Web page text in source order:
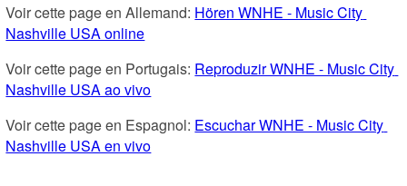
Voir cette page en Allemand: Hören WNHE - Music City
Nashville USA online
Voir cette page en Portugais: Reproduzir WNHE - Music City
Nashville USA ao vivo
Voir cette page en Espagnol: Escuchar WNHE - Music City
Nashville USA en vivo